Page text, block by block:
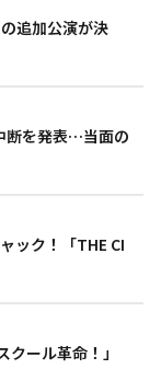
追加公演が決
断を発表…当面の
ック！「THE CI
ール革命！」